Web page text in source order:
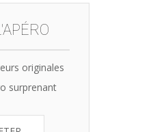
originales
surprenant